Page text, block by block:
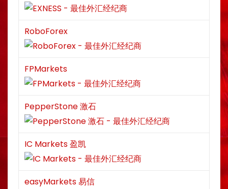
RoboForex
FPMarkets
PepperStone 激石
IC Markets 盈凯
easyMarkets 易信